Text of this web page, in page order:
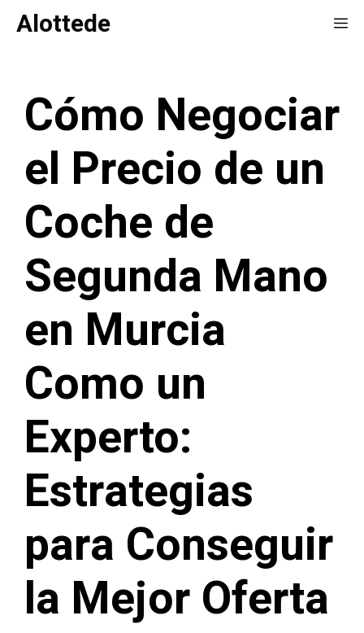
Saltar
Alottede
Cómo Negociar
el Precio de un
Coche de
Segunda Mano
en Murcia
Como un
Experto:
Estrategias
para Conseguir
la Mejor Oferta